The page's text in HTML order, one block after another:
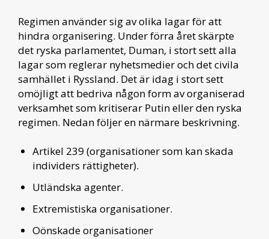
Regimen använder sig av olika lagar för att
hindra organisering. Under förra året skärpte
det ryska parlamentet, Duman, i stort sett alla
lagar som reglerar nyhetsmedier och det civila
samhället i Ryssland. Det är idag i stort sett
omöjligt att bedriva någon form av organiserad
verksamhet som kritiserar Putin eller den ryska
regimen. Nedan följer en närmare beskrivning.
Artikel 239 (organisationer som kan skada
individers rättigheter).
Utländska agenter.
Extremistiska organisationer.
Oönskade organisationer